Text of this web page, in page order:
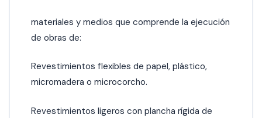
materiales y medios que comprende la ejecución
de obras de:
Revestimientos flexibles de papel, plástico,
micromadera o microcorcho.
Revestimientos ligeros con plancha rígida de